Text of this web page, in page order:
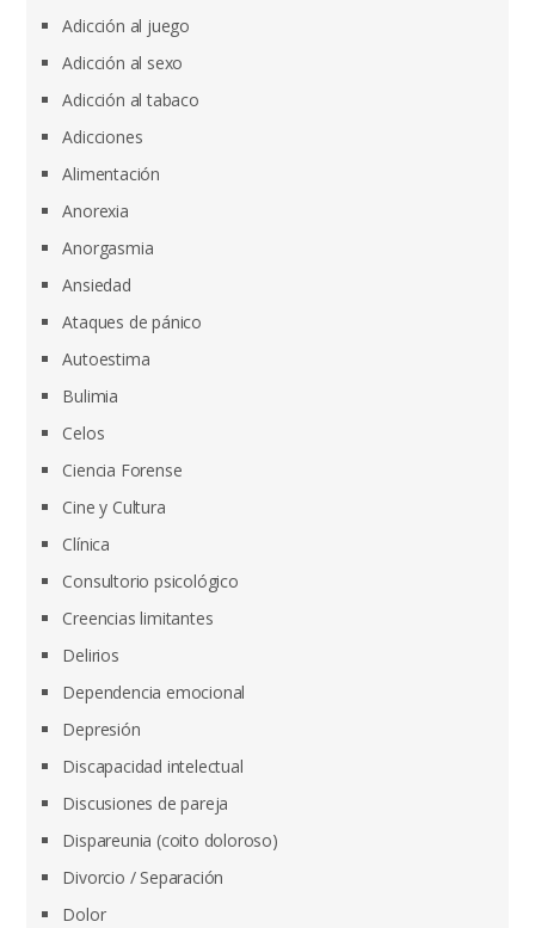
Adicción al juego
Adicción al sexo
Adicción al tabaco
Adicciones
Alimentación
Anorexia
Anorgasmia
Ansiedad
Ataques de pánico
Autoestima
Bulimia
Celos
Ciencia Forense
Cine y Cultura
Clínica
Consultorio psicológico
Creencias limitantes
Delirios
Dependencia emocional
Depresión
Discapacidad intelectual
Discusiones de pareja
Dispareunia (coito doloroso)
Divorcio / Separación
Dolor